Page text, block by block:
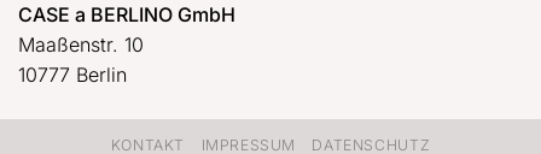
CASE a BERLINO GmbH
Maaßenstr. 10
10777 Berlin
KONTAKT IMPRESSUM DATENSCHUTZ